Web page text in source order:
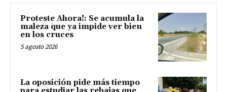
Proteste Ahora!: Se acumula la
maleza que ya impide ver bien
en los cruces
5 agosto 2026
La oposición pide más tiempo